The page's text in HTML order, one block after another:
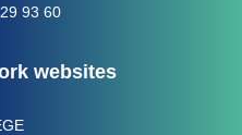
93 60
websites